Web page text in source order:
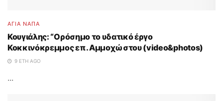
ΑΓΙΑ ΝΑΠΑ
Κουγιάλης: “Ορόσημο το υδατικό έργο
Κοκκινόκρεμμος επ. Αμμοχώστου (video&photos)
9 ΈΤΗ AGO
...